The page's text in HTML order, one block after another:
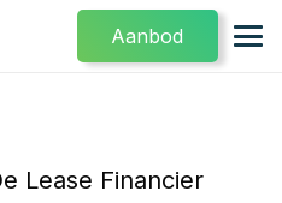
Aanbod
Lease Financier